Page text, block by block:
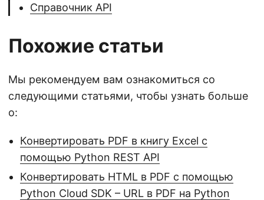
Справочник API
Похожие статьи
Мы рекомендуем вам ознакомиться со
следующими статьями, чтобы узнать больше
о:
Конвертировать PDF в книгу Excel с
помощью Python REST API
Конвертировать HTML в PDF с помощью
Python Cloud SDK – URL в PDF на Python